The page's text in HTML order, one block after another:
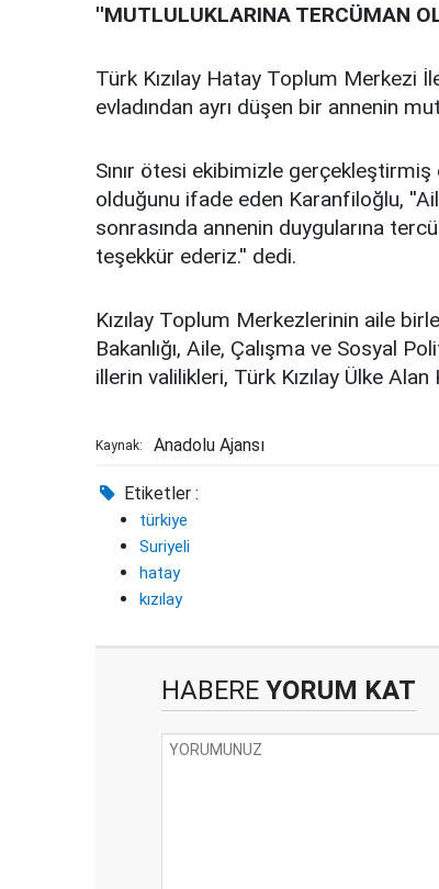
''MUTLULUKLARINA TERCÜMAN
Türk Kızılay Hatay Toplum Merkezi
evladından ayrı düşen bir annenin
Sınır ötesi ekibimizle
olduğunu ifade eden Karanfiloğlu,
sonrasında annenin duygularına
teşekkür ederiz.'' dedi.
Kızılay Toplum Merkezlerinin aile
Bakanlığı, Aile, Çalışma ve Sosyal
illerin valilikleri, Türk Kızılay Ülke
Kaynak: Anadolu Ajansı
Etiketler :
türkiye
Suriyeli
hatay
kızılay
HABERE YORUM KAT